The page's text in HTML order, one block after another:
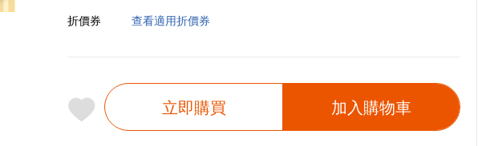
折價券
查看適用折價券
立即購買 加入購物車